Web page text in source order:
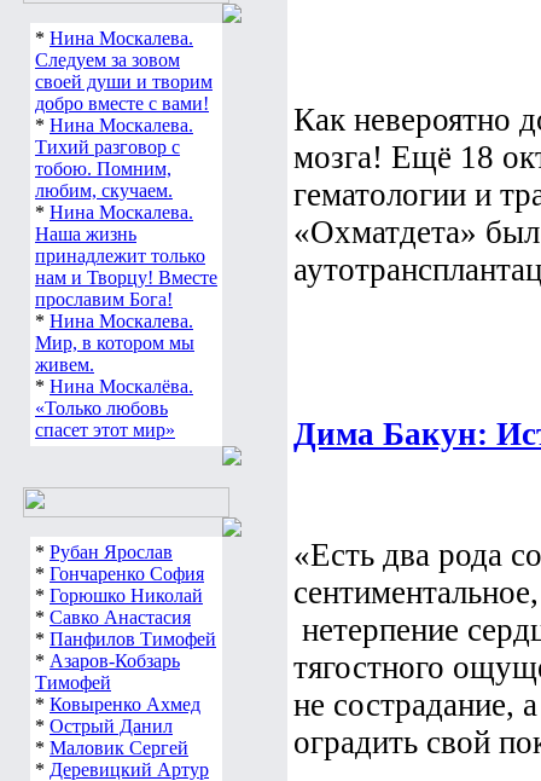
* Нина Москалева.
Следуем за зовом
своей души и творим
добро вместе с вами!
* Нина Москалева.
Тихий разговор с
тобою. Помним,
любим, скучаем.
* Нина Москалева.
Наша жизнь
принадлежит только
нам и Творцу! Вместе
прославим Бога!
* Нина Москалева.
Мир, в котором мы
живем.
* Нина Москалёва.
«Только любовь
спасет этот мир»
* Рубан Ярослав
* Гончаренко София
* Горюшко Николай
* Савко Анастасия
* Панфилов Тимофей
* Азаров-Кобзарь
Тимофей
* Ковыренко Ахмед
* Острый Данил
* Маловик Сергей
* Деревицкий Артур
Как невероятно
мозга! Ещё 18
гематологии и
«Охматдета»
Дима Бакун:
«Есть два рода
нетерпение
тягостного
не сострадание,
оградить свой